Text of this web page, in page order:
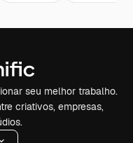
seu melhor trabalho.
criativos, empresas,